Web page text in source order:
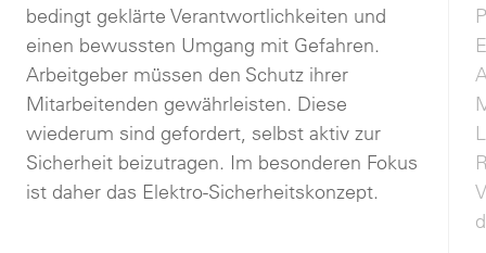
bedingt geklärte Verantwortlichkeiten und
einen bewussten Umgang mit Gefahren.
Arbeitgeber müssen den Schutz ihrer
Mitarbeitenden gewährleisten. Diese
wiederum sind gefordert, selbst aktiv zur
Sicherheit beizutragen. Im besonderen Fokus
ist daher das Elektro-Sicherheitskonzept.